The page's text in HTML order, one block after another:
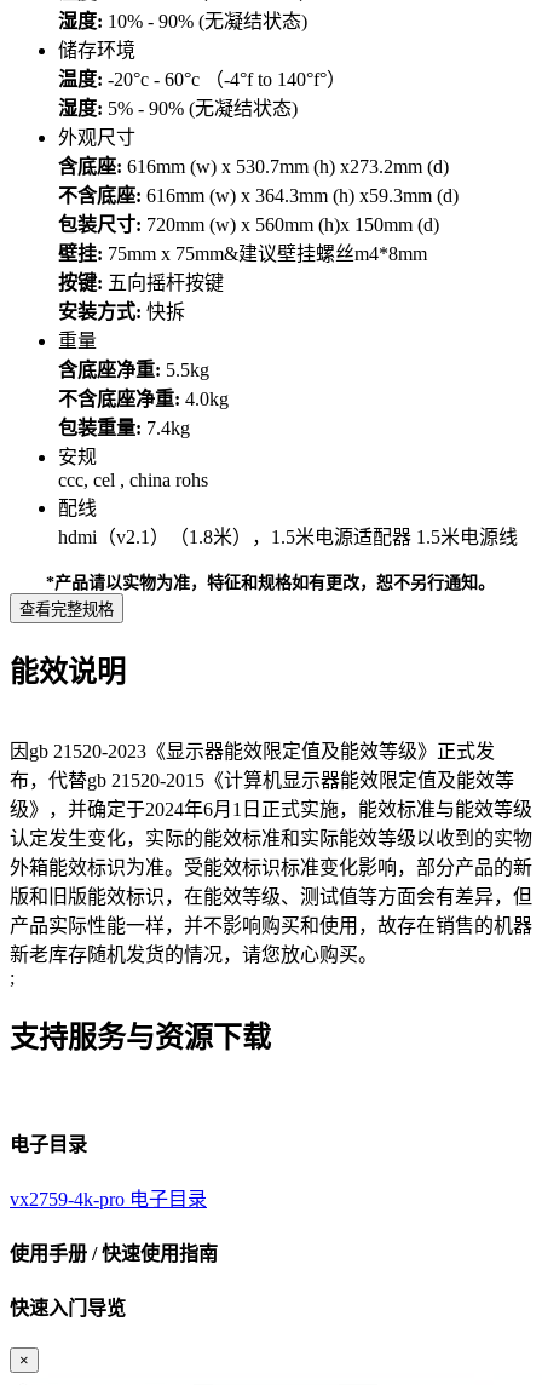
湿度: 10% - 90% (无凝结状态)
储存环境
温度: -20°c - 60°c （-4°f to 140°f°）
湿度: 5% - 90% (无凝结状态)
外观尺寸
含底座: 616mm (w) x 530.7mm (h) x273.2mm (d)
不含底座: 616mm (w) x 364.3mm (h) x59.3mm (d)
包装尺寸: 720mm (w) x 560mm (h)x 150mm (d)
壁挂: 75mm x 75mm&建议壁挂螺丝m4*8mm
按键: 五向摇杆按键
安装方式: 快拆
重量
含底座净重: 5.5kg
不含底座净重: 4.0kg
包装重量: 7.4kg
安规
ccc, cel , china rohs
配线
hdmi（v2.1）（1.8米），1.5米电源适配器 1.5米电源线
*产品请以实物为准，特征和规格如有更改，恕不另行通知。
查看完整规格
能效说明
因gb 21520-2023《显示器能效限定值及能效等级》正式发
布，代替gb 21520-2015《计算机显示器能效限定值及能效等
级》，并确定于2024年6月1日正式实施，能效标准与能效等级
认定发生变化，实际的能效标准和实际能效等级以收到的实物
外箱能效标识为准。受能效标识标准变化影响，部分产品的新
版和旧版能效标识，在能效等级、测试值等方面会有差异，但
产品实际性能一样，并不影响购买和使用，故存在销售的机器
新老库存随机发货的情况，请您放心购买。
;
支持服务与资源下载
电子目录
vx2759-4k-pro 电子目录
使用手册 / 快速使用指南
快速入门导览
×